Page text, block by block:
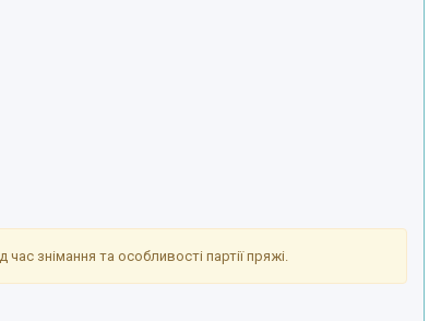
знімання та особливості партії пряжі.